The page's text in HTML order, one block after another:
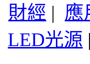
財經 | 應
LED光源